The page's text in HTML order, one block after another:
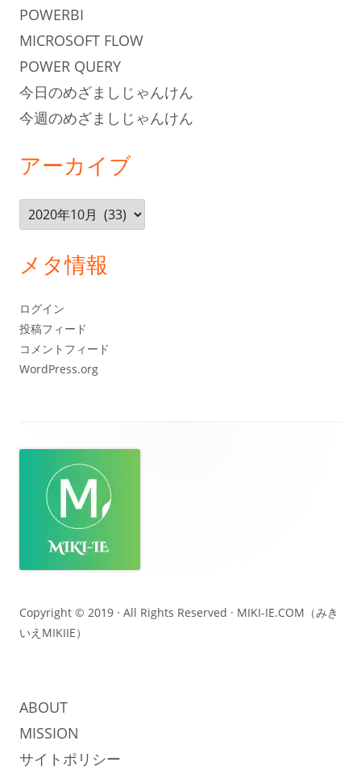
POWERBI
MICROSOFT FLOW
POWER QUERY
今日のめざましじゃんけん
今週のめざましじゃんけん
アーカイブ
ア
ー
イ
メタ情報
ログイン
投稿フィード
コメントフィード
WordPress.org
テ
ン
Copyright © 2019 · All Rights Reserved · MIKI-IE.COM（みき
いえMIKIIE）
ABOUT
MISSION
サイトポリシー